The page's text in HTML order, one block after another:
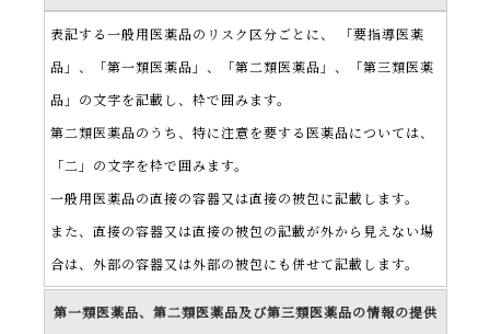
表記する一般用医薬品のリスク区分ごとに、 「要指導医薬
品」、「第一類医薬品」、「第二類医薬品」、「第三類医薬
品」の文字を記載し、枠で囲みます。
第二類医薬品のうち、特に注意を要する医薬品については、
「二」の文字を枠で囲みます。
一般用医薬品の直接の容器又は直接の被包に記載します。
また、直接の容器又は直接の被包の記載が外から見えない場
合は、外部の容器又は外部の被包にも併せて記載します。
第一類医薬品、第二類医薬品及び第三類医薬品の情報の提供